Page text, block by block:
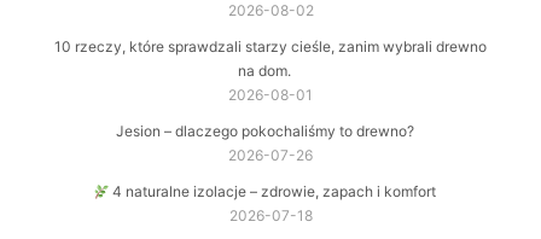
2026-08-02
10 rzeczy, które sprawdzali starzy cieśle, zanim wybrali drewno
na dom.
2026-08-01
Jesion – dlaczego pokochaliśmy to drewno?
2026-07-26
4 naturalne izolacje – zdrowie, zapach i komfort
2026-07-18